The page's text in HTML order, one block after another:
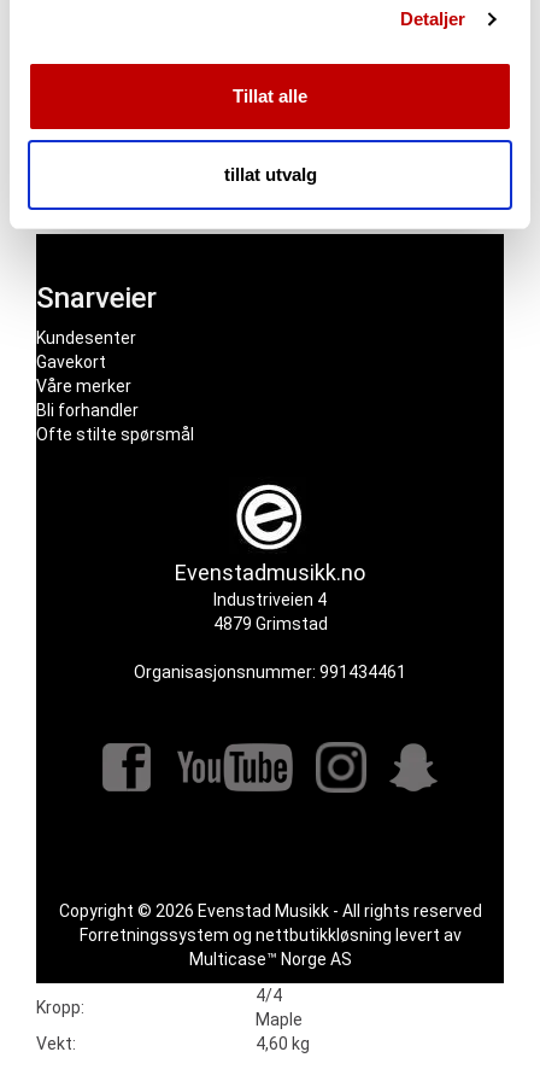
annonser et personlig preg, for å levere sosiale
vårt, med partnerne våre innen sosiale medier,
annonsering og analysearbeid, som kan kombinere den
med annen informasjon du har gjort tilgjengelig for dem,
Detaljer
Tillat alle
tillat utvalg
bøy med naturlig hår
Snarveier
Kundesenter
Gavekort
Våre merker
Bli forhandler
Ofte stilte spørsmål
Evenstadmusikk.no
Industriveien 4
4879 Grimstad
Organisasjonsnummer: 991434461
Copyright © 2026 Evenstad Musikk - All rights reserved
Forretningssystem og nettbutikkløsning levert av
Multicase™ Norge AS
Kropp:
4/4
Maple
Vekt:
4,60 kg